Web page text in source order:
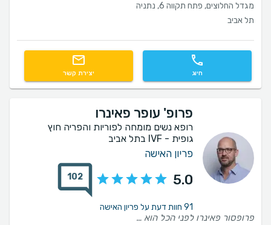
מגדל החלוצים, פתח תקווה 6, נתניה
תל אביב
חיוג יצירת קשר
פרופ' עופר פאינרו
רופא נשים מומחה לפוריות והפריה חוץ
גופית - IVF בתל אביב
פריון האישה
5.0
102
91 חוות דעת על פריון האישה
פרופסור פאינרו לפני הכל הוא בן אדם סבלני, נעים, קשוב. מעבר לזה היה לנו תהליך קצר כי אחרי הסבב הראשון נקלטנו והכל התנהל בצורה מאוד מקצועית. תוכדי הוא תמיד היה זמין לשאלות, חששות מהצד שלנו וזה לא מובן מאליו. תודה רבה על הכל